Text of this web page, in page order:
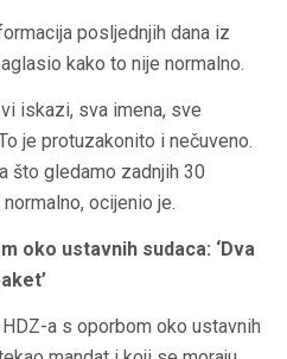
posljednjih dana iz
kako to nije normalno.
iskazi, sva imena, sve
je protuzakonito i nečuveno.
što gledamo zadnjih 30
ocijenio je.
oko ustavnih sudaca: ‘Dva
a s oporbom oko ustavnih